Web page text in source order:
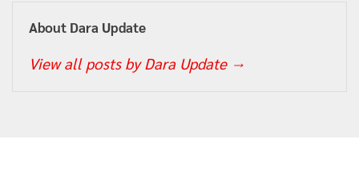
About Dara Update
View all posts by Dara Update →